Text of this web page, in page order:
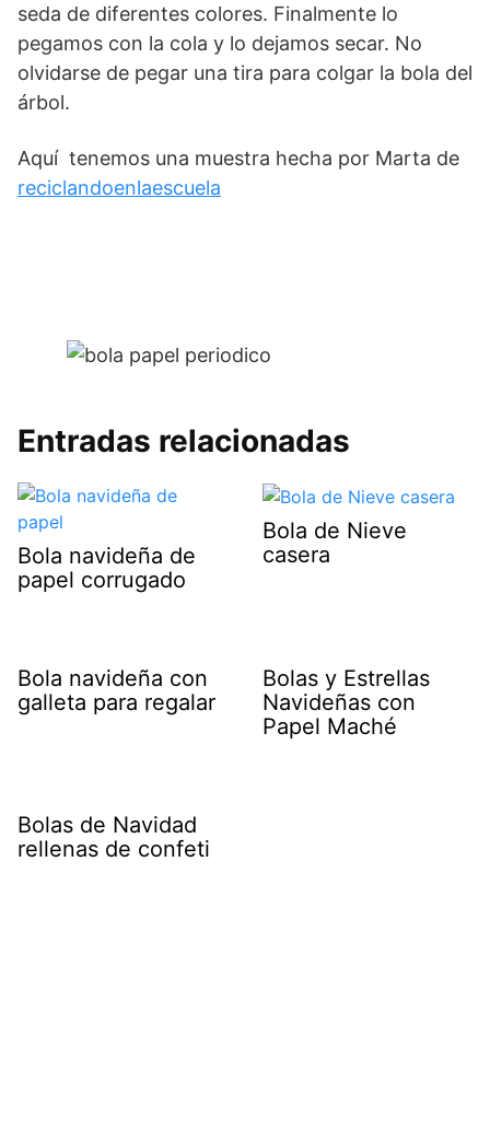
seda de diferentes colores. Finalmente lo
pegamos con la cola y lo dejamos secar. No
olvidarse de pegar una tira para colgar la bola del
árbol.
Aquí tenemos una muestra hecha por Marta de
reciclandoenlaescuela
Entradas relacionadas
Bola navideña de
papel corrugado
Bola de Nieve
casera
Bola navideña con
galleta para regalar
Bolas y Estrellas
Navideñas con
Papel Maché
Bolas de Navidad
rellenas de confeti